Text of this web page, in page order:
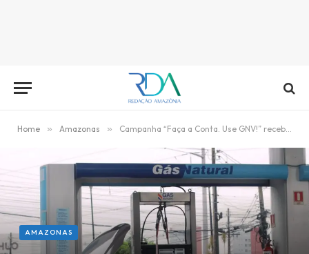
Home » Amazonas » Campanha “Faça a Conta. Use GNV!” recebe inscrições até 16 de março
AMAZONAS